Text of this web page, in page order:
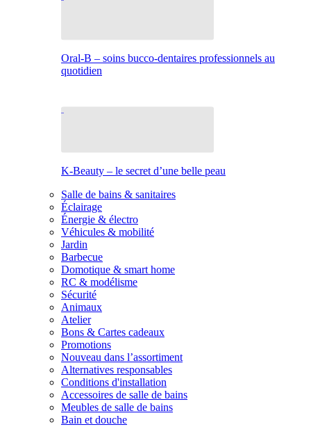
Oral-B – soins bucco-dentaires professionnels au
quotidien
K-Beauty – le secret d’une belle peau
Salle de bains & sanitaires
Éclairage
Énergie & électro
Véhicules & mobilité
Jardin
Barbecue
Domotique & smart home
RC & modélisme
Sécurité
Animaux
Atelier
Bons & Cartes cadeaux
Promotions
Nouveau dans l’assortiment
Alternatives responsables
Conditions d'installation
Accessoires de salle de bains
Meubles de salle de bains
Bain et douche